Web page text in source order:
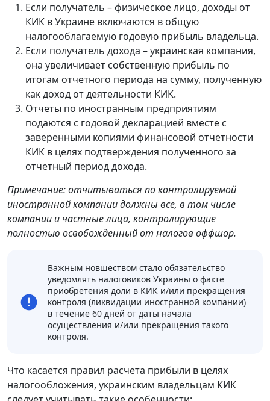
Если получатель – физическое лицо, доходы от
КИК в Украине включаются в общую
налогооблагаемую годовую прибыль владельца.
Если получатель дохода – украинская компания,
она увеличивает собственную прибыль по
итогам отчетного периода на сумму, полученную
как доход от деятельности КИК.
Отчеты по иностранным предприятиям
подаются с годовой декларацией вместе с
заверенными копиями финансовой отчетности
КИК в целях подтверждения полученного за
отчетный период дохода.
Примечание: отчитываться по контролируемой
иностранной компании должны все, в том числе
компании и частные лица, контролирующие
полностью освобожденный от налогов оффшор.
Важным новшеством стало обязательство
уведомлять налоговиков Украины о факте
приобретения доли в КИК и/или прекращения
контроля (ликвидации иностранной компании)
в течение 60 дней от даты начала
осуществления и/или прекращения такого
контроля.
Что касается правил расчета прибыли в целях
налогообложения, украинским владельцам КИК